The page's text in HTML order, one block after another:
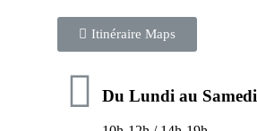
Itinéraire Maps
Du Lundi au Samedi